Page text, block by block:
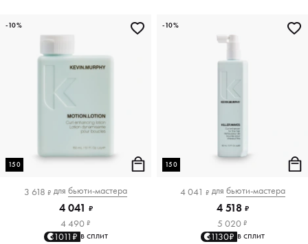
150
3 618 ₽ для бьюти-мастера
4 041 ₽
4 490 ₽
1011₽ в сплит
-10%
150
4 041 ₽ для бьюти-мастера
4 518 ₽
5 020 ₽
1130₽ в сплит
-10%